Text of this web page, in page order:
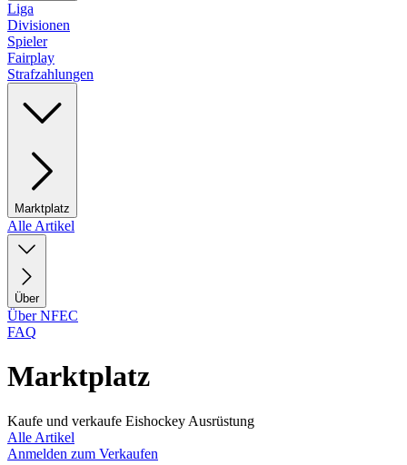
Liga
Divisionen
Spieler
Fairplay
Strafzahlungen
Marktplatz
Alle Artikel
Über
Über NFEC
FAQ
Marktplatz
Kaufe und verkaufe Eishockey Ausrüstung
Alle Artikel
Anmelden zum Verkaufen